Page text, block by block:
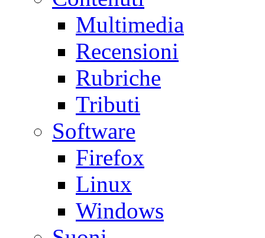
Multimedia
Recensioni
Rubriche
Tributi
Software
Firefox
Linux
Windows